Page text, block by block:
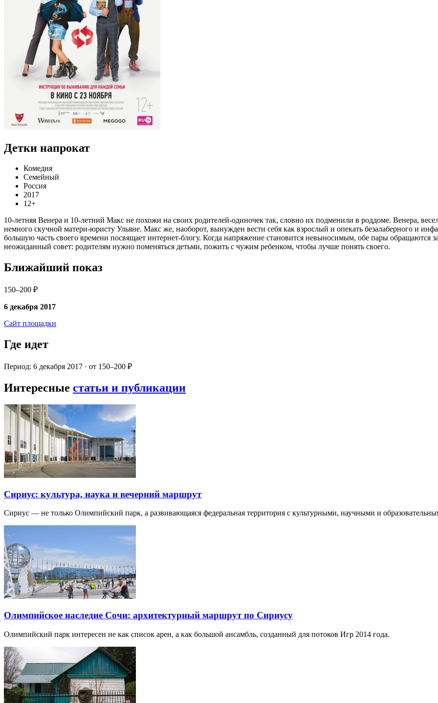
Детки напрокат
Комедия
Семейный
Россия
2017
12+
10-летняя Венера и 10-летний Макс не похожи на своих родителей-одиночек так, словно их подменили в роддоме. Венера,
немного скучной матери-юристу Ульяне. Макс же, наоборот, вынужден вести себя как взрослый и опекать безалаберного и
большую часть своего времени посвящает интернет-блогу. Когда напряжение становится невыносимым, обе пары обращаются
неожиданный совет: родителям нужно поменяться детьми, пожить с чужим ребенком, чтобы лучше понять своего.
Ближайший показ
150–200 ₽
6 декабря 2017
Сайт площадки
Где идет
Период: 6 декабря 2017 · от 150–200 ₽
Интересные статьи и публикации
Сириус: культура, наука и вечерний маршрут
Сириус — не только Олимпийский парк, а развивающаяся федеральная территория с культурными, научными и
Олимпийское наследие Сочи: архитектурный маршрут по Сириусу
Олимпийский парк интересен не как список арен, а как большой ансамбль, созданный для потоков Игр 2014 года.